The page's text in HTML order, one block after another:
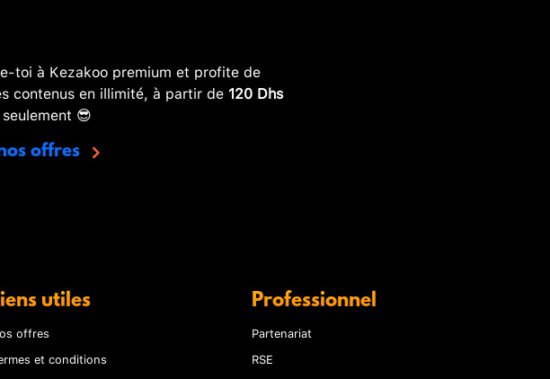
toi à Kezakoo premium et profite de
contenus en illimité, à partir de 120 Dhs
😎
offres
utiles
offres
et conditions
Professionnel
Partenariat
RSE